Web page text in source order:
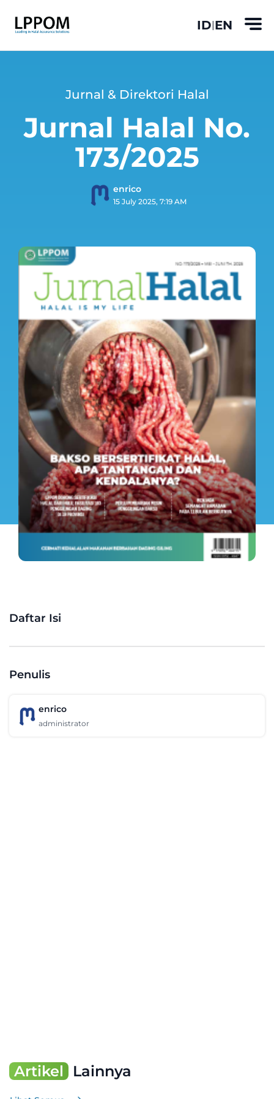
ID|EN
Jurnal & Direktori Halal
Jurnal Halal No.
173/2025
enrico
15 July 2025, 7:19 AM
Daftar Isi
Penulis
enrico
administrator
Artikel Lainnya